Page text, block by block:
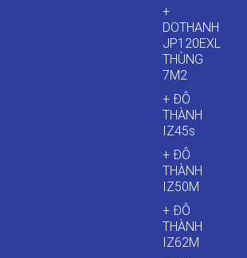
+
DOTHANH
JP120EXL
THÙNG
7M2
+ ĐÔ
THÀNH
IZ45s
+ ĐÔ
THÀNH
IZ50M
+ ĐÔ
THÀNH
IZ62M